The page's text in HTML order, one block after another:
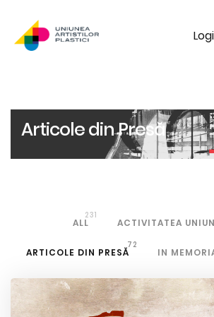
UAP Galerie
Articole din Presă
ALL
231
ACTIVITATEA
ARTICOLE DIN PRESĂ
72
IN